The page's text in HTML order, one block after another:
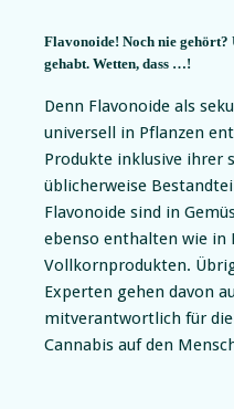
Flavonoide! Noch nie gehört?
gehabt. Wetten, dass …!
Denn Flavonoide als
universell in Pflanzen
Produkte inklusive ihrer
üblicherweise
Flavonoide sind in
ebenso enthalten wie in
Vollkornprodukten.
Experten gehen davon
mitverantwortlich für
Cannabis auf den